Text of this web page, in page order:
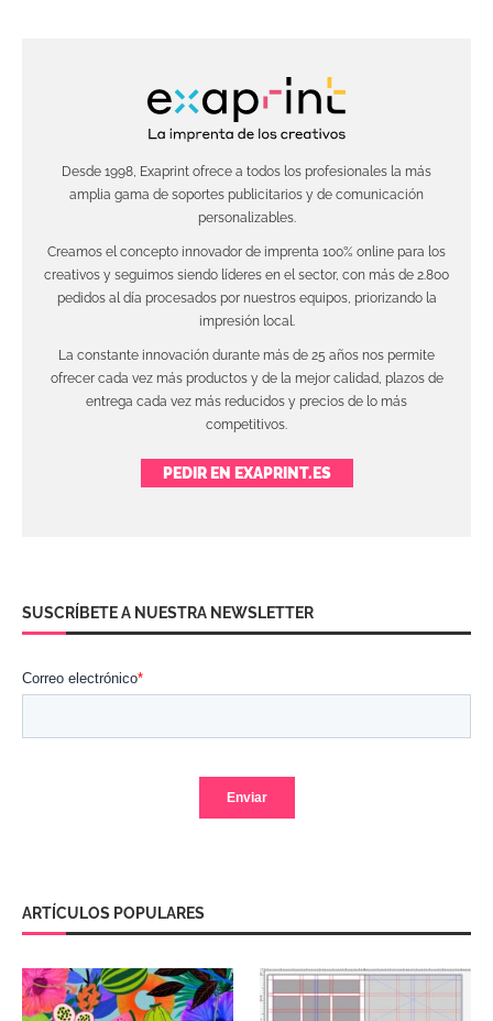
Desde 1998, Exaprint ofrece a todos los profesionales la más
amplia gama de soportes publicitarios y de comunicación
personalizables.
Creamos el concepto innovador de imprenta 100% online para los
creativos y seguimos siendo líderes en el sector, con más de 2.800
pedidos al día procesados por nuestros equipos, priorizando la
impresión local.
La constante innovación durante más de 25 años nos permite
ofrecer cada vez más productos y de la mejor calidad, plazos de
entrega cada vez más reducidos y precios de lo más
competitivos.
PEDIR EN EXAPRINT.ES
SUSCRÍBETE A NUESTRA NEWSLETTER
ARTÍCULOS POPULARES